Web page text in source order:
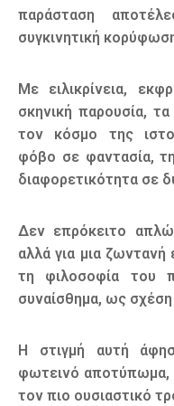
παράσταση
συγκινητική
Με ειλικρίνεια,
σκηνική παρουσία,
τον κόσμο της
φόβο σε φαντασία,
διαφορετικότητα σε
Δεν επρόκειτο
αλλά για μια
τη φιλοσοφία του
συναίσθημα, ως
Η στιγμή αυτή
φωτεινό αποτύπωμα,
τον πιο ουσιαστικό